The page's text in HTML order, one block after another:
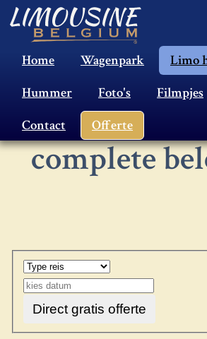
Home Wagenpark
Limo
Hummer
Foto's Filmpjes
Contact
Offerte
19
limousine,
complete
Direct gratis offerte